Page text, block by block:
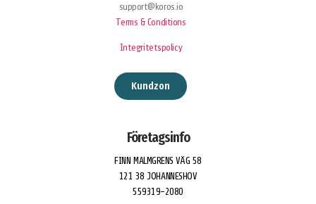
support@koros.io
Terms & Conditions
Integritetspolicy
Kundzon
Företagsinfo
FINN MALMGRENS VÄG 58
121 38 JOHANNESHOV
559319-2080